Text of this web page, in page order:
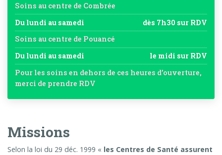
Soins au centre de Combrée
Du lundi au samedi
dès 7h30 sur RDV
Soins au centre de Pouancé
Du lundi au samedi
le midi sur RDV
Pour les soins en dehors de ces heures d’ouverture,
merci de prendre RDV
Missions
Selon la loi du 29 déc. 1999 « les Centres de Santé assurent